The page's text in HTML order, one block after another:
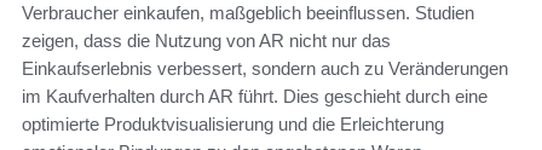
Verbraucher einkaufen, maßgeblich beeinflussen. Studien
zeigen, dass die Nutzung von AR nicht nur das
Einkaufserlebnis verbessert, sondern auch zu Veränderungen
im Kaufverhalten durch AR führt. Dies geschieht durch eine
optimierte Produktvisualisierung und die Erleichterung